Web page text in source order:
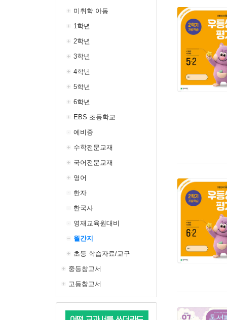
미취학 아동
1학년
2학년
3학년
4학년
5학년
6학년
EBS 초등학교
예비중
수학전문교재
국어전문교재
영어
한자
한국사
영재교육원대비
월간지
초등 학습자료/교구
중등참고서
고등참고서